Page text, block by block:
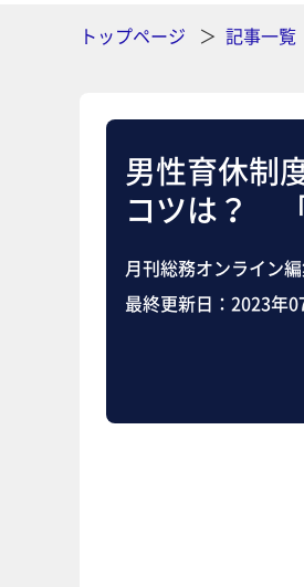
トップページ
記事一覧
男性育休制
コツは？
月刊総務オンライン
最終更新日： 2023年